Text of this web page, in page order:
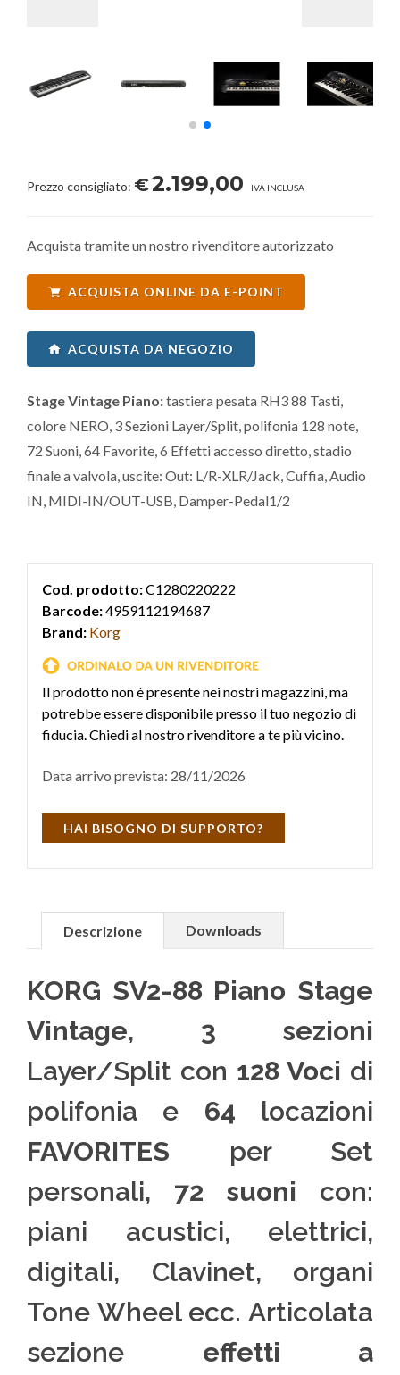
Prezzo consigliato: €2.199,00 IVA INCLUSA
Acquista tramite un nostro rivenditore autorizzato
ACQUISTA ONLINE DA E-POINT
ACQUISTA DA NEGOZIO
Stage Vintage Piano:tastiera pesata RH3 88 Tasti,
colore NERO, 3 Sezioni Layer/Split, polifonia 128 note,
72 Suoni, 64 Favorite, 6 Effetti accesso diretto, stadio
finale a valvola, uscite: Out: L/R-XLR/Jack, Cuffia, Audio
IN, MIDI-IN/OUT-USB, Damper-Pedal1/2
Cod. prodotto:C1280220222
Barcode:4959112194687
Brand: Korg
Il prodotto non è presente nei nostri magazzini, ma
potrebbe essere disponibile presso il tuo negozio di
fiducia. Chiedi al nostro rivenditore a te più vicino.
Data arrivo prevista: 28/11/2026
HAI BISOGNO DI SUPPORTO?
Descrizione Downloads
KORG SV2-88 Piano Stage
Vintage, 3 sezioni
Layer/Split con 128 Voci di
polifonia e 64 locazioni
FAVORITES per Set
personali, 72 suoni con:
piani acustici, elettrici,
digitali, Clavinet, organi
Tone Wheel ecc. Articolata
sezione effetti a